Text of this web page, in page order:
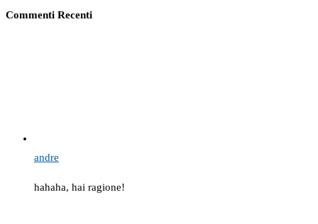
Commenti Recenti
andre
hahaha, hai ragione!